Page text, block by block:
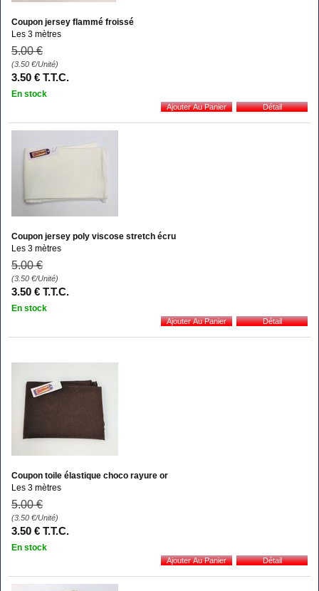
Coupon jersey flammé froissé
Les 3 mètres
5.00 €
(3.50 €/Unité)
3.50 € T.T.C.
En stock
Coupon jersey poly viscose stretch écru
Les 3 mètres
5.00 €
(3.50 €/Unité)
3.50 € T.T.C.
En stock
Coupon toile élastique choco rayure or
Les 3 mètres
5.00 €
(3.50 €/Unité)
3.50 € T.T.C.
En stock